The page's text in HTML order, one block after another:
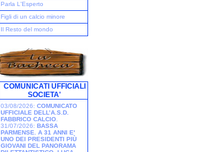
Parla L'Esperto
Figli di un calcio minore
Il Resto del mondo
COMUNICATI UFFICIALI
SOCIETA'
03/08/2026: COMUNICATO
UFFICIALE DELL’A.S.D.
FABBRICO CALCIO
31/07/2026: BASSA
PARMENSE. A 31 ANNI E'
UNO DEI PRESIDENTI PIÙ
GIOVANI DEL PANORAMA